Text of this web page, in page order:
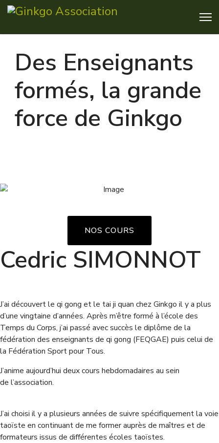
Des Enseignants
formés, la grande
force de Ginkgo
NOS COURS
Cedric SIMONNOT
J’ai découvert le qi gong et le tai ji quan chez Ginkgo il y a plus
d’une vingtaine d’années. Après m’être formé à l’école des
Temps du Corps, j’ai passé avec succès le diplôme de la
fédération des enseignants de qi gong (FEQGAE) puis celui de
la Fédération Sport pour Tous.
J’anime aujourd’hui deux cours hebdomadaires au sein
de l’association.
J’ai choisi il y a plusieurs années de suivre spécifiquement la voie
taoïste en continuant de me former auprès de maîtres et de
formateurs issus de différentes écoles taoïstes.